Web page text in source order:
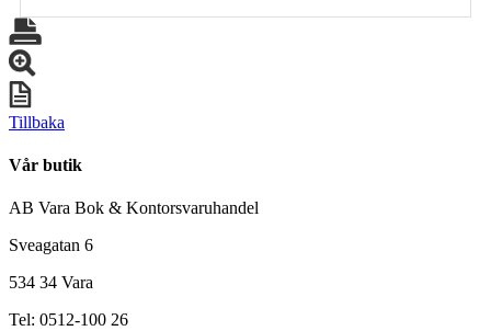
Tillbaka
Vår butik
AB Vara Bok & Kontorsvaruhandel
Sveagatan 6
534 34 Vara
Tel: 0512-100 26